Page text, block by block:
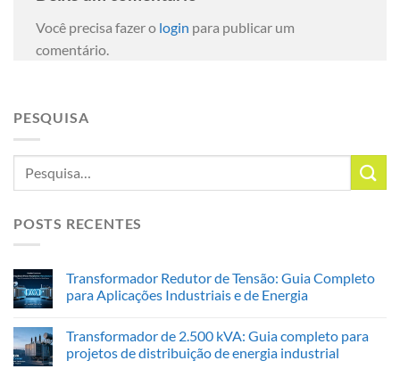
Você precisa fazer o login para publicar um
comentário.
PESQUISA
POSTS RECENTES
Transformador Redutor de Tensão: Guia Completo
para Aplicações Industriais e de Energia
Transformador de 2.500 kVA: Guia completo para
projetos de distribuição de energia industrial